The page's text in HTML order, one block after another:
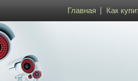
Главная Как